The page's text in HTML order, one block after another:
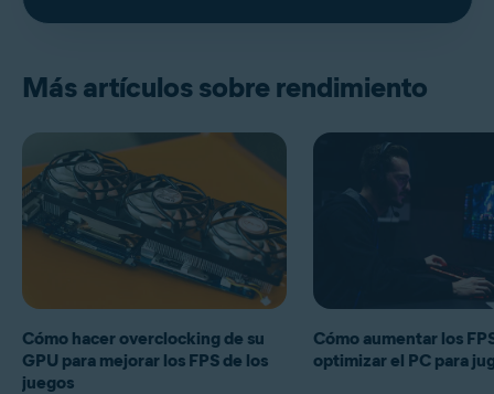
Más artículos sobre rendimiento
Cómo hacer overclocking de su
GPU para mejorar los FPS de los
juegos
Cómo aumentar los
optimizar el PC para